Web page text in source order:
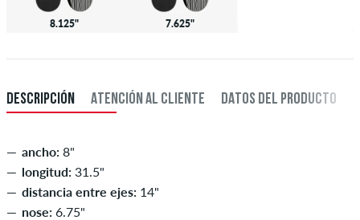
8.125" 7.625"
DESCRIPCIÓN ATENCIÓN AL CLIENTE DATOS DEL PRODUCTO
ancho: 8"
longitud: 31.5"
distancia entre ejes: 14"
nose: 6.75"